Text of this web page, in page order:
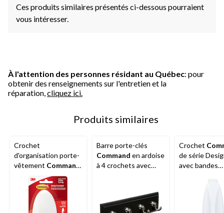
Ces produits similaires présentés ci-dessous pourraient
vous intéresser.
À l'attention des personnes résidant au Québec: pour
obtenir des renseignements sur l'entretien et la
réparation, cliquez ici.
Produits similaires
Crochet
d'organisation porte-
vêtement Command
avec bandes
adhésives, grand,
blanc, 7,5 lb, paq. 1
Barre porte-clés
Command en ardoise
à 4 crochets avec
Crochet
de série
avec bandes
blanc, 5 lb,